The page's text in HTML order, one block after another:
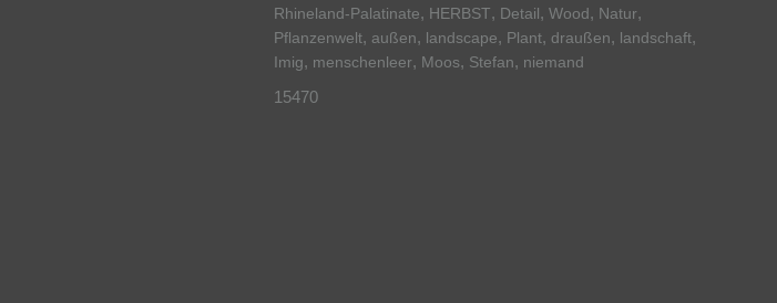
Rhineland-Palatinate, HERBST, Detail, Wood, Natur,
Pflanzenwelt, außen, landscape, Plant, draußen, landschaft,
Imig, menschenleer, Moos, Stefan, niemand
15470